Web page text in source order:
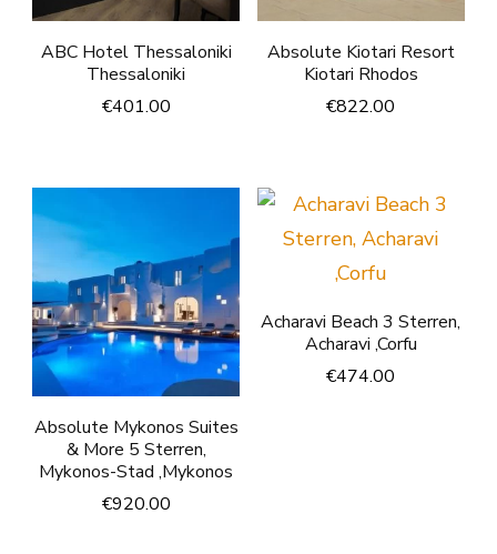
ABC Hotel Thessaloniki
Thessaloniki
€401.00
Absolute Kiotari Resort
Kiotari Rhodos
€822.00
Absolute Mykonos Suites
& More 5 Sterren,
Mykonos-Stad ,Mykonos
€920.00
Acharavi Beach 3 Sterren,
Acharavi ,Corfu
€474.00